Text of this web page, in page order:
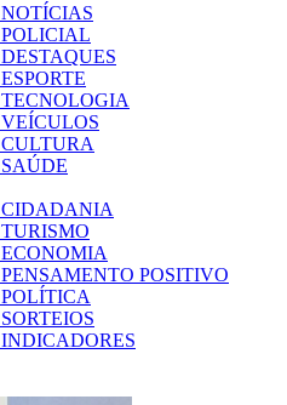
NOTÍCIAS
POLICIAL
DESTAQUES
ESPORTE
TECNOLOGIA
VEÍCULOS
CULTURA
SAÚDE
CIDADANIA
TURISMO
ECONOMIA
PENSAMENTO POSITIVO
POLÍTICA
SORTEIOS
INDICADORES